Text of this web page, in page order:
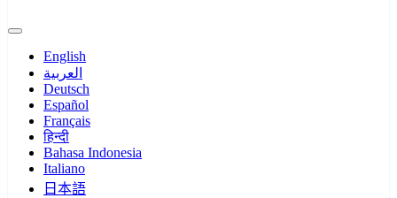
English
العربية
Deutsch
Español
Français
हिन्दी
Bahasa Indonesia
Italiano
日本語